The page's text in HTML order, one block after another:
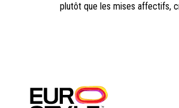
plutôt que les mises affectifs,